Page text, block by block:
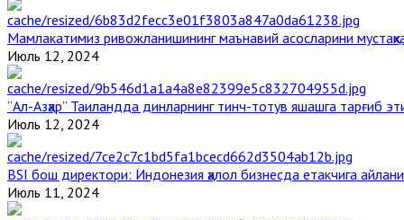
Мамлакатимиз ривожланишининг маънавий асосларини
Июль 12, 2024
“Ал-Азҳар” Таиландда динларнинг тинч-тотув яшашга тарғиб
Июль 12, 2024
BSI бош директори: Индонезия ҳалол бизнесда етакчига
Июль 11, 2024